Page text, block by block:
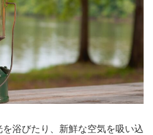
浴びたり、新鮮な空気を吸い込